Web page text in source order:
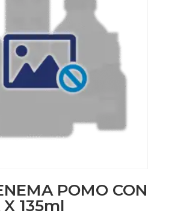
POMO CON
135ml